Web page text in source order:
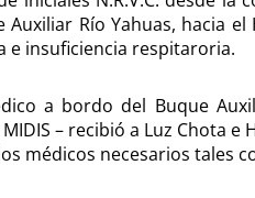
Río Yahuas, hacia
e insuficiencia respitaroria.
a bordo del Buque
– recibió a Luz Chota e
médicos necesarios tales